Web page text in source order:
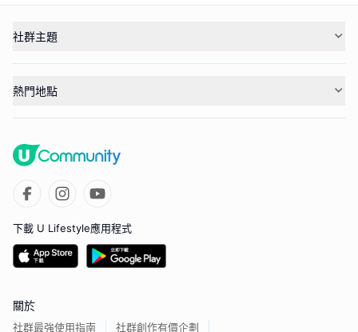
社群主題
熱門地點
下載 U Lifestyle應用程式
關於
社群最強使用指南 社群創作有價企劃